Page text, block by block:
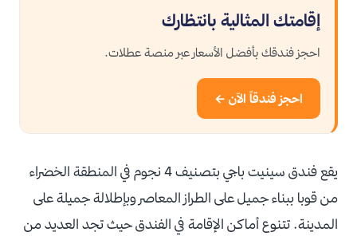
إقامتك المثالية بانتظارك
احجز فندقك بأفضل الأسعار عبر منصة عطلات.
احجز فندقاً الآن ←
يقع فندق سينيت باجي بتصنيف 4 نجوم في المنطقة الخضراء
من قوبا ببناء جميل على الطراز المعاصر وبإطلالة جميلة على
المدينة. تتنوع أماكن الإقامة في الفندق حيث تجد العديد من